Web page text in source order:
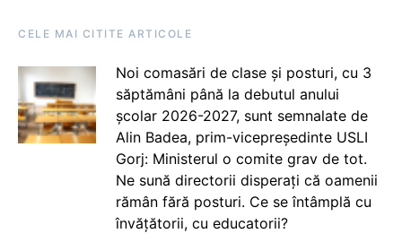
CELE MAI CITITE ARTICOLE
Noi comasări de clase și posturi, cu 3
săptămâni până la debutul anului
școlar 2026-2027, sunt semnalate de
Alin Badea, prim-vicepreședinte USLI
Gorj: Ministerul o comite grav de tot.
Ne sună directorii disperați că oamenii
rămân fără posturi. Ce se întâmplă cu
învățătorii, cu educatorii?